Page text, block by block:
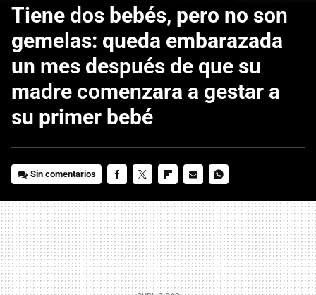
Tiene dos bebés, pero no son
gemelas: queda embarazada
un mes después de que su
madre comenzara a gestar a
su primer bebé
Sin comentarios
MAIL